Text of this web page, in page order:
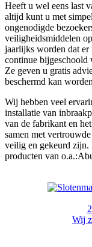
Heeft u wel eens last
altijd kunt u met
ongenodigde
veiligheidsmiddelen
jaarlijks worden dat er
continue bijgeschoold
Ze geven u gratis
beschermd kan
Wij hebben veel
installatie van
van de fabrikant en
samen met
veilig en gekeurd zijn.
producten van
Wij